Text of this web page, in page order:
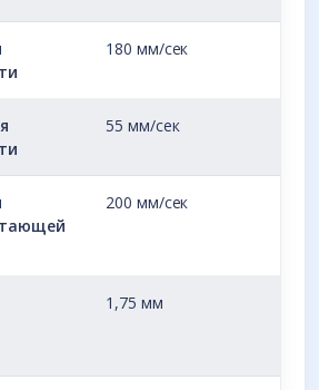
180 мм/сек
55 мм/сек
200 мм/сек
1,75 мм